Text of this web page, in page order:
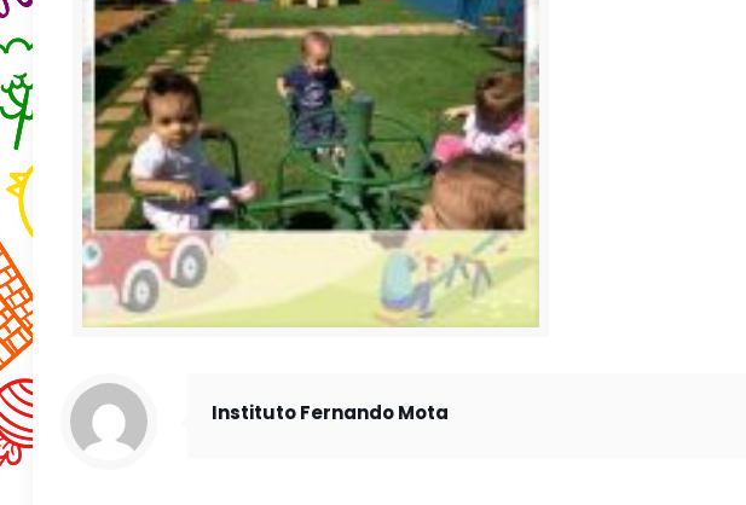
Instituto Fernando Mota